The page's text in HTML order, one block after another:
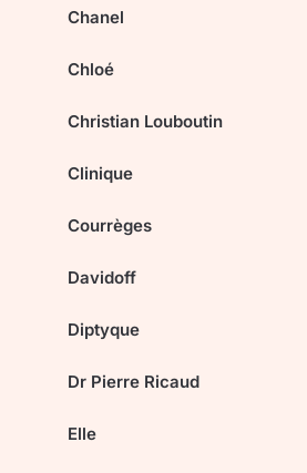
Chanel
Chloé
Christian Louboutin
Clinique
Courrèges
Davidoff
Diptyque
Dr Pierre Ricaud
Elle